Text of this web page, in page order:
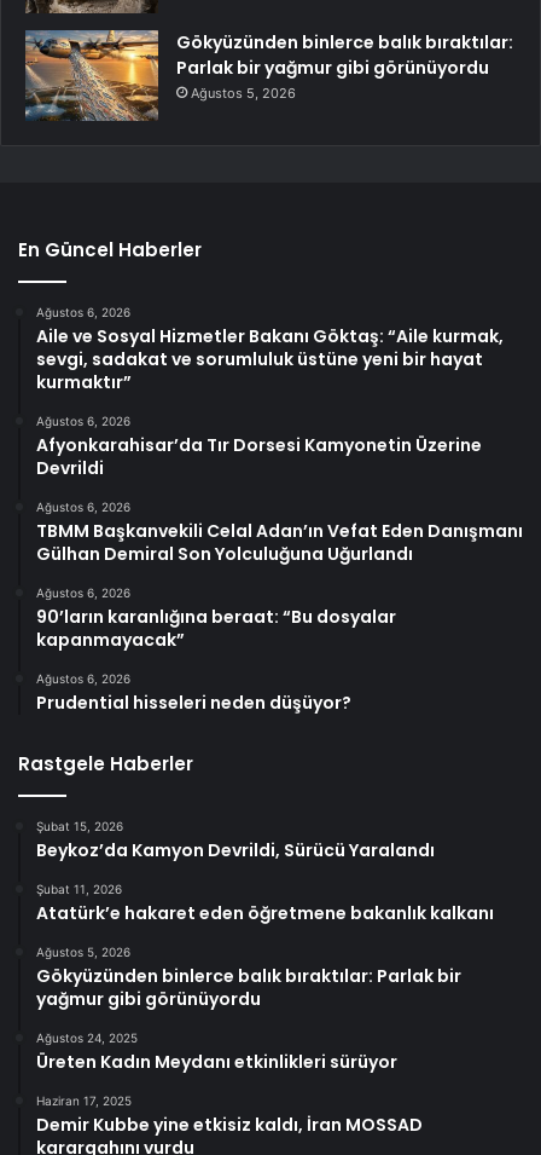
Gökyüzünden binlerce balık bıraktılar:
Parlak bir yağmur gibi görünüyordu
Ağustos 5, 2026
En Güncel Haberler
Ağustos 6, 2026
Aile ve Sosyal Hizmetler Bakanı Göktaş: “Aile kurmak,
sevgi, sadakat ve sorumluluk üstüne yeni bir hayat
kurmaktır”
Ağustos 6, 2026
Afyonkarahisar’da Tır Dorsesi Kamyonetin Üzerine
Devrildi
Ağustos 6, 2026
TBMM Başkanvekili Celal Adan’ın Vefat Eden Danışmanı
Gülhan Demiral Son Yolculuğuna Uğurlandı
Ağustos 6, 2026
90’ların karanlığına beraat: “Bu dosyalar
kapanmayacak”
Ağustos 6, 2026
Prudential hisseleri neden düşüyor?
Rastgele Haberler
Şubat 15, 2026
Beykoz’da Kamyon Devrildi, Sürücü Yaralandı
Şubat 11, 2026
Atatürk’e hakaret eden öğretmene bakanlık kalkanı
Ağustos 5, 2026
Gökyüzünden binlerce balık bıraktılar: Parlak bir
yağmur gibi görünüyordu
Ağustos 24, 2025
Üreten Kadın Meydanı etkinlikleri sürüyor
Haziran 17, 2025
Demir Kubbe yine etkisiz kaldı, İran MOSSAD
karargahını vurdu